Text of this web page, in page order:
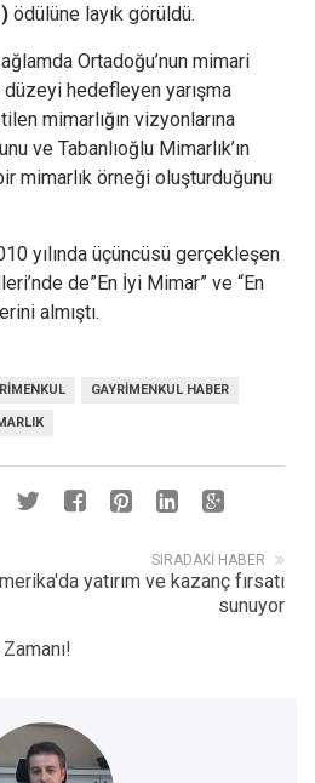
ödülüne layık görüldü.
Ortadoğu’nun mimari
hedefleyen yarışma
mimarlığın vizyonlarına
ve Tabanlıoğlu Mimarlık’ın
mimarlık örneği oluşturduğunu
yılında üçüncüsü gerçekleşen
de”En İyi Mimar” ve “En
almıştı.
GAYRIMENKUL HABER
SIRADAKI HABER
yatırım ve kazanç fırsatı
sunuyor